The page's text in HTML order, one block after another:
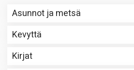
Asunnot ja metsä
Kevyttä
Kirjat